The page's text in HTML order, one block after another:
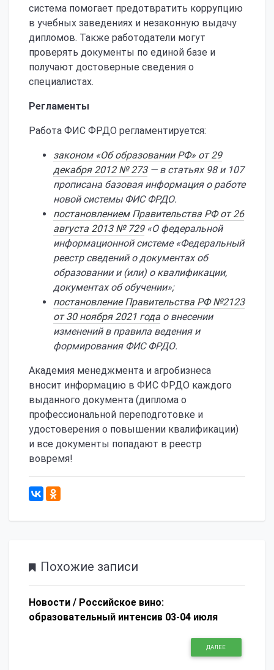
система помогает предотвратить коррупцию
в учебных заведениях и незаконную выдачу
дипломов. Также работодатели могут
проверять документы по единой базе и
получают достоверные сведения о
специалистах.
Регламенты
Работа ФИС ФРДО регламентируется:
законом «Об образовании РФ» от 29
декабря 2012 № 273— в статьях 98 и 107
прописана базовая информация о работе
новой системы ФИС ФРДО.
постановлением Правительства РФ от 26
августа 2013 № 729«О федеральной
информационной системе «Федеральный
реестр сведений о документах об
образовании и (или) о квалификации,
документах об обучении»;
постановление Правительства РФ №2123
от 30 ноября 2021 года о внесении
изменений в правила ведения и
формирования ФИС ФРДО.
Академия менеджмента и агробизнеса
вносит информацию в ФИС ФРДО каждого
выданного документа (диплома о
профессиональной переподготовке и
удостоверения о повышении квалификации)
и все документы попадают в реестр
вовремя!
Похожие записи
Новости / Российское вино:
образовательный интенсив 03-04 июля
ДАЛЕЕ